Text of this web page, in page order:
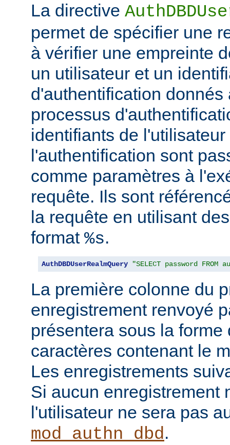
La directive
permet de spécifier une
à vérifier une empreinte
un utilisateur et un
d'authentification donnés
processus
identifiants de l'utilisateur
l'authentification sont
comme paramètres à
requête. Ils sont
la requête en utilisant
format %s.
AuthDBDUserRealmQuery "SELECT password FROM
La première colonne du
enregistrement renvoyé
présentera sous la
caractères contenant le
Les enregistrements
Si aucun enregistrement
l'utilisateur ne sera pas
mod_authn_dbd.